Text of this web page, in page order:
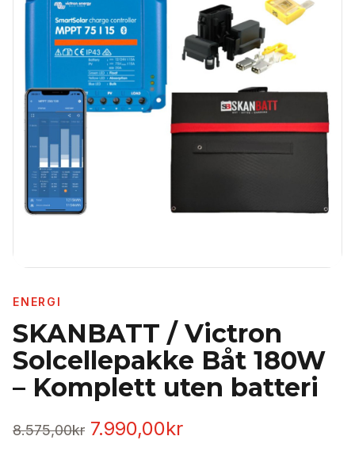
ENERGI
SKANBATT / Victron
Solcellepakke Båt 180W
– Komplett uten batteri
8.575,00kr Opprinnelig
7.990,00krNåværende